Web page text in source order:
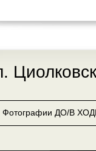
Фотографии ДО/В